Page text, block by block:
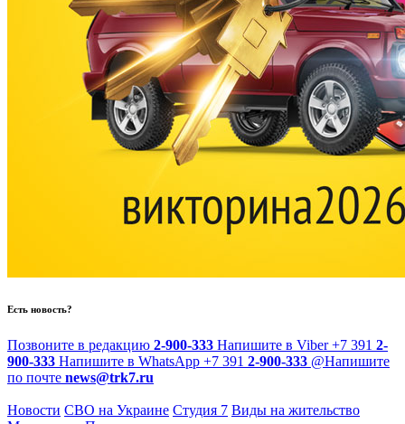
Есть новость?
Позвоните в редакцию 2-900-333 Напишите в Viber +7 391 2-
900-333 Напишите в WhatsApp +7 391 2-900-333 @Напишите
по почте news@trk7.ru
Новости СВО на Украине Студия 7 Виды на жительство